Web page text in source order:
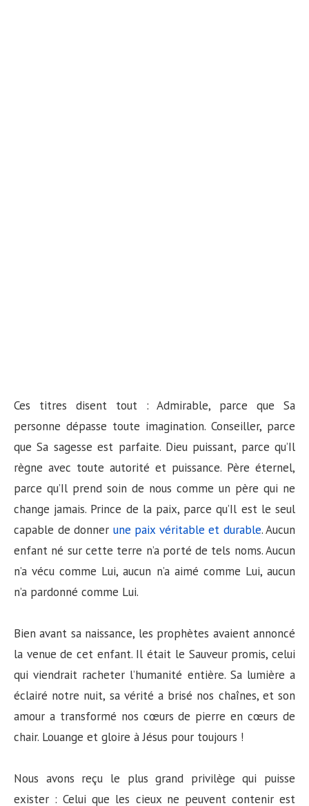
Ces titres disent tout : Admirable, parce que Sa
personne dépasse toute imagination. Conseiller, parce
que Sa sagesse est parfaite. Dieu puissant, parce qu’Il
règne avec toute autorité et puissance. Père éternel,
parce qu’Il prend soin de nous comme un père qui ne
change jamais. Prince de la paix, parce qu’Il est le seul
capable de donner une paix véritable et durable. Aucun
enfant né sur cette terre n’a porté de tels noms. Aucun
n’a vécu comme Lui, aucun n’a aimé comme Lui, aucun
n’a pardonné comme Lui.
Bien avant sa naissance, les prophètes avaient annoncé
la venue de cet enfant. Il était le Sauveur promis, celui
qui viendrait racheter l’humanité entière. Sa lumière a
éclairé notre nuit, sa vérité a brisé nos chaînes, et son
amour a transformé nos cœurs de pierre en cœurs de
chair. Louange et gloire à Jésus pour toujours !
Nous avons reçu le plus grand privilège qui puisse
exister : Celui que les cieux ne peuvent contenir est